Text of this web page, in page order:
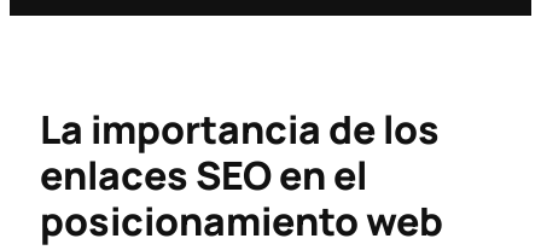
La importancia de los
enlaces SEO en el
posicionamiento web